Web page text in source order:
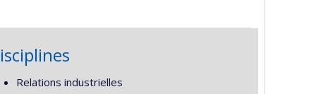
Relations industrielles